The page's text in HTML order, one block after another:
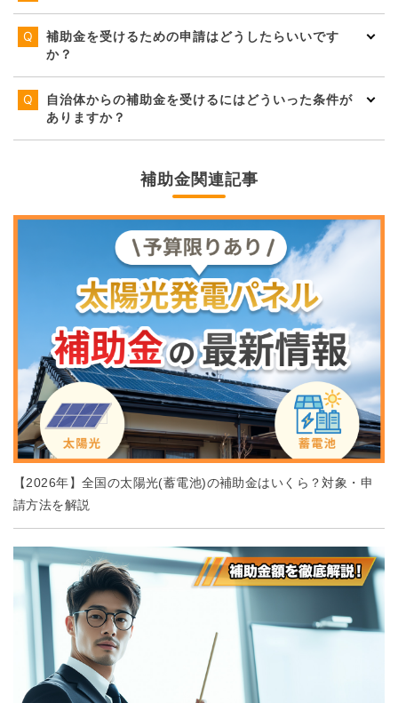
補助金を受けるための申請はどうしたらいいです
か？
自治体からの補助金を受けるにはどういった条件が
ありますか？
補助金関連記事
【2026年】全国の太陽光(蓄電池)の補助金はいくら？対象・申
請方法を解説